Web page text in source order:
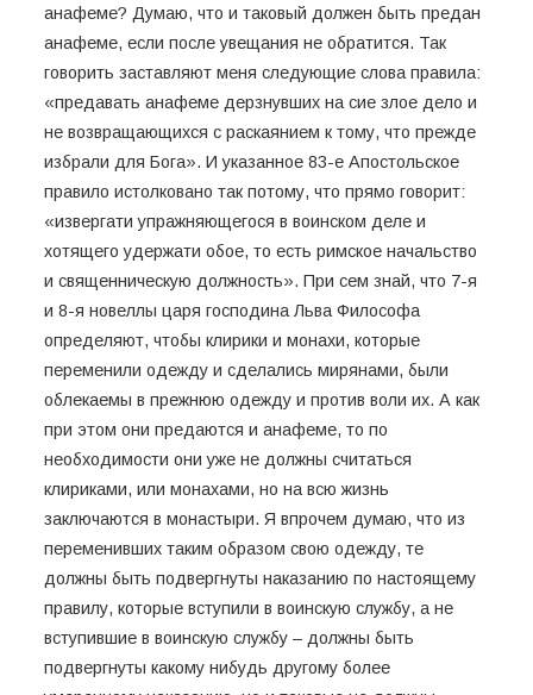
анафеме? Думаю, что и таковый должен быть предан
анафеме, если после увещания не обратится. Так
говорить заставляют меня следующие слова правила:
«предавать анафеме дерзнувших на сие злое дело и
не возвращающихся с раскаянием к тому, что прежде
избрали для Бога». И указанное 83-е Апостольское
правило истолковано так потому, что прямо говорит:
«извергати упражняющегося в воинском деле и
хотящего удержати обое, то есть римское начальство
и священническую должность». При сем знай, что 7-я
и 8-я новеллы царя господина Льва Философа
определяют, чтобы клирики и монахи, которые
переменили одежду и сделались мирянами, были
облекаемы в прежнюю одежду и против воли их. А как
при этом они предаются и анафеме, то по
необходимости они уже не должны считаться
клириками, или монахами, но на всю жизнь
заключаются в монастыри. Я впрочем думаю, что из
переменивших таким образом свою одежду, те
должны быть подвергнуты наказанию по настоящему
правилу, которые вступили в воинскую службу, а не
вступившие в воинскую службу – должны быть
подвергнуты какому нибудь другому более